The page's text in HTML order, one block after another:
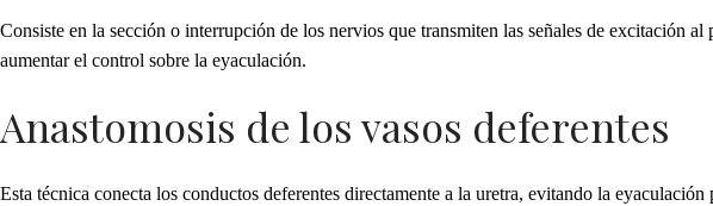
Consiste en la sección o interrupción de los nervios que transmiten las señales de excitación al
aumentar el control sobre la eyaculación.
Anastomosis de los vasos deferentes
Esta técnica conecta los conductos deferentes directamente a la uretra, evitando la eyaculación